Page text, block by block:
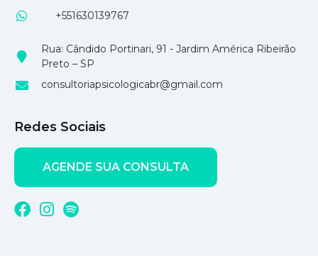
+551630139767
Rua: Cândido Portinari, 91 - Jardim América Ribeirão
Preto – SP
consultoriapsicologicabr@gmail.com
Redes Sociais
AGENDE SUA CONSULTA